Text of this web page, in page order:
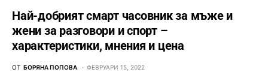
Най-добрият смарт часовник за мъже и
жени за разговори и спорт –
характеристики, мнения и цена
ОТ БОРЯНА ПОПОВА ФЕВРУАРИ 15, 2022